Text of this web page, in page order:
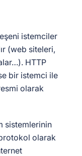
istemciler
(web siteleri,
HTTP
bir istemci ile
olarak
sistemlerinin
olarak